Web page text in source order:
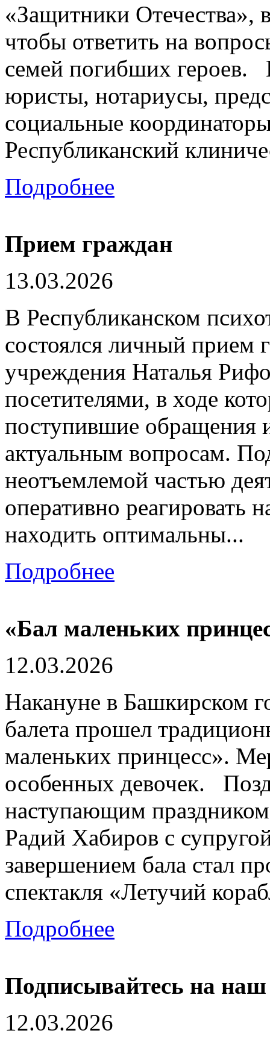
«Защитники Отечества»,
чтобы ответить на
семей погибших героев.
юристы, нотариусы,
социальные
Республиканский
Подробнее
Прием граждан
13.03.2026
В Республиканском
состоялся личный прием
учреждения Наталья
посетителями, в ходе
поступившие обращения
актуальным вопросам.
неотъемлемой частью
оперативно реагировать
находить оптимальны...
Подробнее
«Бал маленьких
12.03.2026
Накануне в Башкирском
балета прошел
маленьких принцесс».
особенных девочек.
наступающим
Радий Хабиров с
завершением бала стал
спектакля «Летучий
Подробнее
Подписывайтесь на
12.03.2026